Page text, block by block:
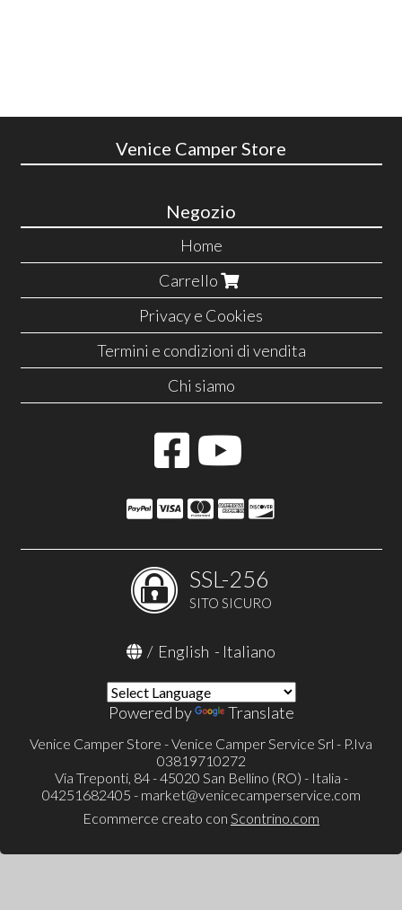
Venice Camper Store
Negozio
Home
Carrello
Privacy e Cookies
Termini e condizioni di vendita
Chi siamo
SSL-256
SITO SICURO
/ English - Italiano
Powered by Translate
Venice Camper Store - Venice Camper Service Srl - P.Iva
03819710272
Via Treponti, 84 - 45020 San Bellino (RO) - Italia -
04251682405 - market@venicecamperservice.com
Ecommerce creato con Scontrino.com